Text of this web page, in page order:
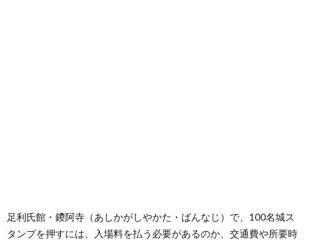
足利氏館・鑁阿寺（あしかがしやかた・ばんなじ）で、100名城ス
タンプを押すには、入場料を払う必要があるのか、交通費や所要時